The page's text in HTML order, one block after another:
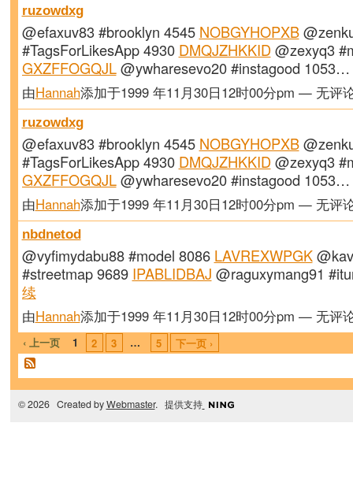
ruzowdxg
@efaxuv83 #brooklyn 4545 NOBGYHOPXB
#TagsForLikesApp 4930 DMQJZHKKID @zexyq3
GXZFFOGQJL@ywharesevo20 #instagood 1053…
由Hannah添加于1999 年11月30日12时00分pm — 无评
ruzowdxg
@efaxuv83 #brooklyn 4545 NOBGYHOPXB
#TagsForLikesApp 4930 DMQJZHKKID @zexyq3
GXZFFOGQJL@ywharesevo20 #instagood 1053…
由Hannah添加于1999 年11月30日12时00分pm — 无评
nbdnetod
@vyfimydabu88 #model 8086 LAVREXWPGK
#streetmap 9689 IPABLIDBAJ @raguxymang91
续
由Hannah添加于1999 年11月30日12时00分pm — 无评
‹ 上一页 1 2 3 … 5 下一页 ›
© 2026 Created byWebmaster. 提供支持